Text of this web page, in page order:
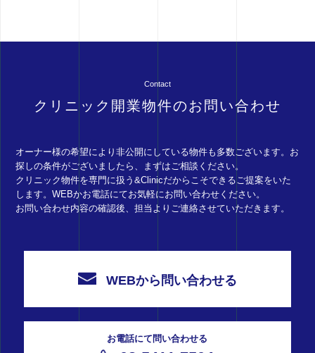
Contact
クリニック開業物件のお問い合わせ
オーナー様の希望により非公開にしている物件も多数ございます。お
探しの条件がございましたら、まずはご相談ください。
クリニック物件を専門に扱う&Clinicだからこそできるご提案をいた
します。WEBかお電話にてお気軽にお問い合わせください。
お問い合わせ内容の確認後、担当よりご連絡させていただきます。
WEBから問い合わせる
お電話にて問い合わせる